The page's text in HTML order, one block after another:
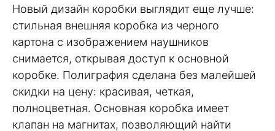
Новый дизайн коробки выглядит еще лучше:
стильная внешняя коробка из черного
картона с изображением наушников
снимается, открывая доступ к основной
коробке. Полиграфия сделана без малейшей
скидки на цену: красивая, четкая,
полноцветная. Основная коробка имеет
клапан на магнитах, позволяющий найти